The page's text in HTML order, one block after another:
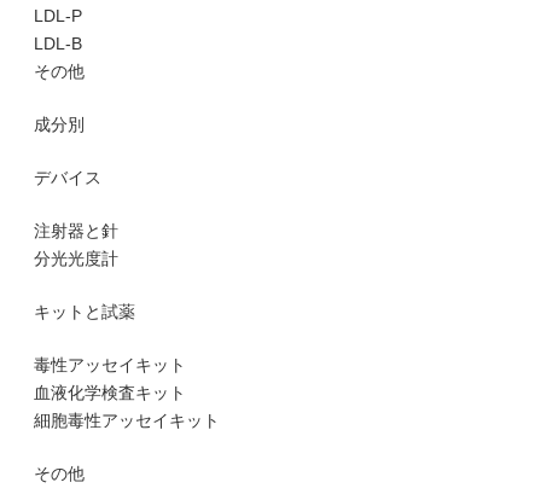
LDL-P
LDL-B
その他
成分別
デバイス
注射器と針
分光光度計
キットと試薬
毒性アッセイキット
血液化学検査キット
細胞毒性アッセイキット
その他